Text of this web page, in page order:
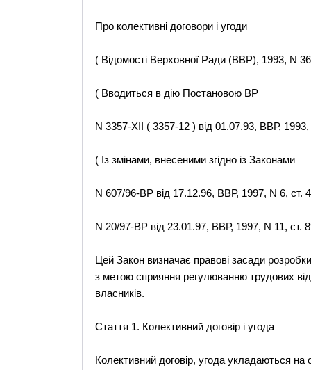
Про колективні договори і угоди
( Відомості Верховної Ради (ВВР), 1993, N
( Вводиться в дію Постановою ВР
N 3357-XII ( 3357-12 ) від 01.07.93, ВВР, 1993,
( Із змінами, внесеними згідно із Законами
N 607/96-ВР від 17.12.96, ВВР, 1997, N 6, ст.
N 20/97-ВР від 23.01.97, ВВР, 1997, N 11, ст.
Цей Закон визначає правові засади
з метою сприяння регулюванню трудових
власників.
Стаття 1. Колективний договір і угода
Колективний договір, угода укладаються